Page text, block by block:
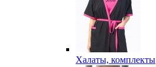
Халаты, комплекты